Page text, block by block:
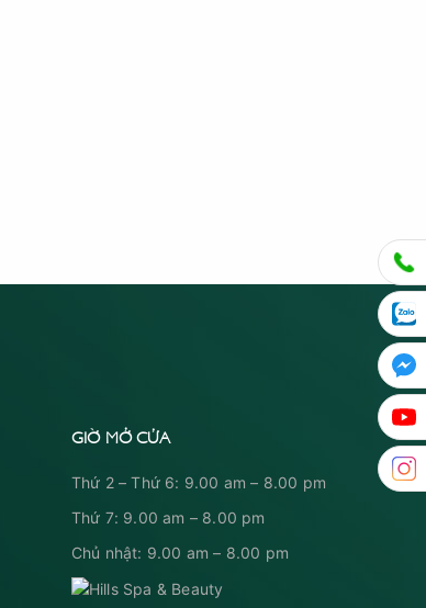
GIỜ MỞ CỬA
Thứ 2 – Thứ 6: 9.00 am – 8.00 pm
Thứ 7: 9.00 am – 8.00 pm
Chủ nhật: 9.00 am – 8.00 pm